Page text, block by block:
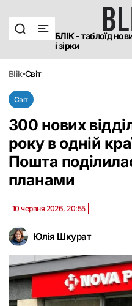
БЛІК - таблоїд
і зірки
blik світ
Світ
300 нових
року в одній
Пошта
планами
Юлія Шкурат
10 червня 2026, 20:55